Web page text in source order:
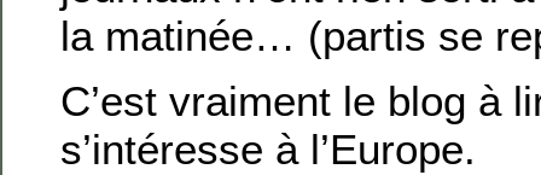
la matinée… (partis se
C’est vraiment le blog à
s’intéresse à l’Europe.